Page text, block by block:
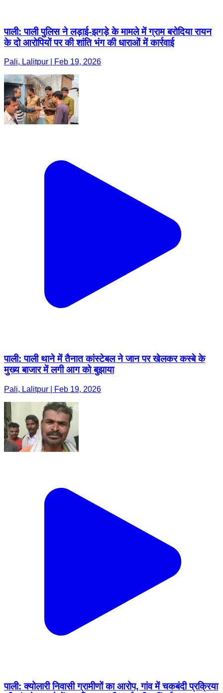
पाली: पाली पुलिस ने लड़ाई-झगड़े के मामले में ग्राम बरोदिया रायन
के दो आरोपियों पर की शांति भंग की धाराओं में कार्रवाई
Pali, Lalitpur | Feb 19, 2026
पाली: पाली थाने में तैनात कांस्टेबल ने जान पर खेलकर कस्बे के
मुख्य बाजार में लगी आग को बुझाया
Pali, Lalitpur | Feb 19, 2026
पाली: क्योलारी निवासी ग्रामीणों का आरोप, गांव में चकबंदी प्रक्रिया